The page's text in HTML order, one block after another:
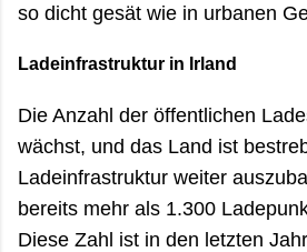
so dicht gesät wie in urbanen
Ladeinfrastruktur in Irland
Die Anzahl der öffentlichen
wächst, und das Land ist
Ladeinfrastruktur weiter
bereits mehr als 1.300
Diese Zahl ist in den letzten